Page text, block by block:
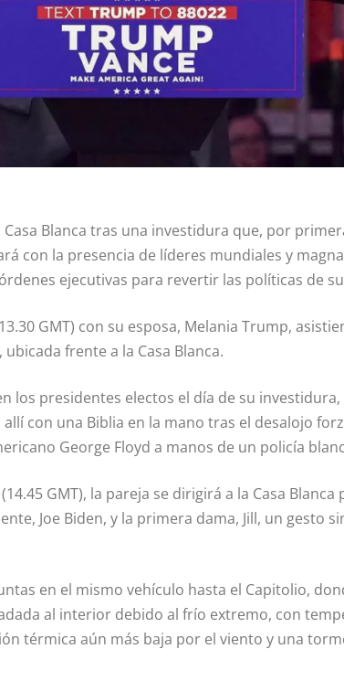
Blanca tras una investidura que, por
con la presencia de líderes mundiales y
ejecutivas para revertir las políticas de
GMT) con su esposa, Melania Trump,
frente a la Casa Blanca.
los presidentes electos el día de su
con una Biblia en la mano tras el desalojo
George Floyd a manos de un policía
GMT), la pareja se dirigirá a la Casa
Joe Biden, y la primera dama, Jill, un gesto
en el mismo vehículo hasta el Capitolio,
al interior debido al frío extremo, con
térmica aún más baja por el viento y una